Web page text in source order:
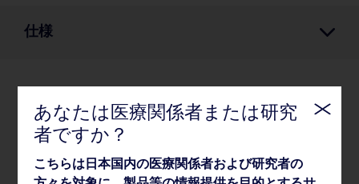
仕様
仕様
薬事・その他情報
あなたは医療関係者または研究
者ですか？
こちらは日本国内の医療関係者および研究者の